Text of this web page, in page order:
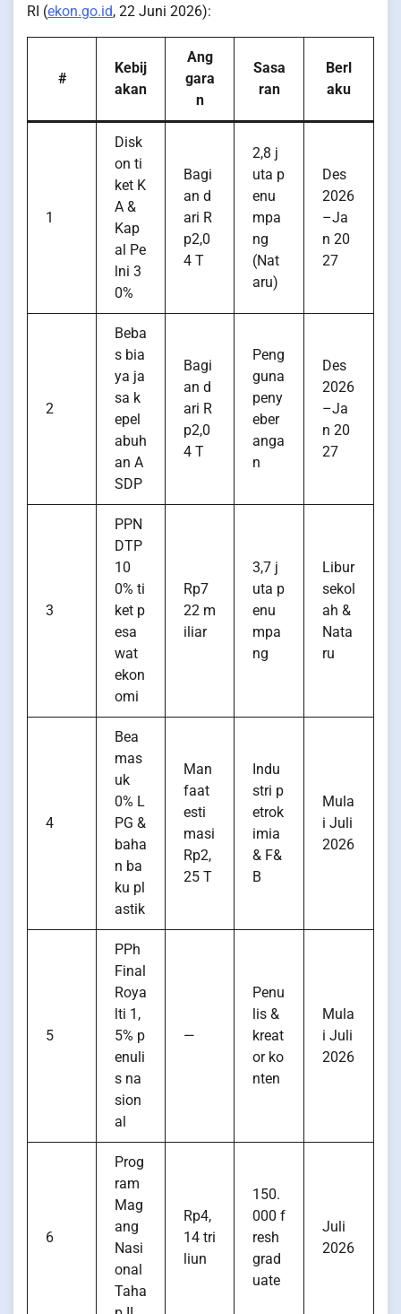
RI (ekon.go.id, 22 Juni 2026):
#
Kebij
akan
Ang
gara
n
Sasa
ran
Berl
aku
1
Disk
on ti
ket K
A &
Kap
al Pe
lni 3
0%
Bagi
an d
ari R
p2,0
4 T
2,8 j
uta p
enu
mpa
ng
(Nat
aru)
Des
2026
–Ja
n 20
27
2
Beba
s bia
ya ja
sa k
epel
abuh
an A
SDP
Bagi
an d
ari R
p2,0
4 T
Peng
guna
peny
eber
anga
n
Des
2026
–Ja
n 20
27
3
PPN
DTP
10
0% ti
ket p
esa
wat
ekon
omi
Rp7
22 m
iliar
3,7 j
uta p
enu
mpa
ng
Libur
sekol
ah &
Nata
ru
4
Bea
mas
uk
0% L
PG &
baha
n ba
ku pl
astik
Man
faat
esti
masi
Rp2,
25 T
Indu
stri p
etrok
imia
& F&
B
Mula
i Juli
2026
5
PPh
Final
Roya
lti 1,
5% p
enuli
s na
sion
al
—
Penu
lis &
kreat
or ko
nten
Mula
i Juli
2026
6
Prog
ram
Mag
ang
Nasi
onal
Taha
Rp4,
14 tri
liun
150.
000 f
resh
grad
uate
Juli
2026